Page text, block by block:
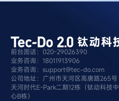
前台固话：020-29026390
业务咨询：18011913906
业务咨询：support@tec-do.com
公司地址：广州市天河区高唐路265号
天河时代E-Park二期12栋（钛动科技中
心B栋）